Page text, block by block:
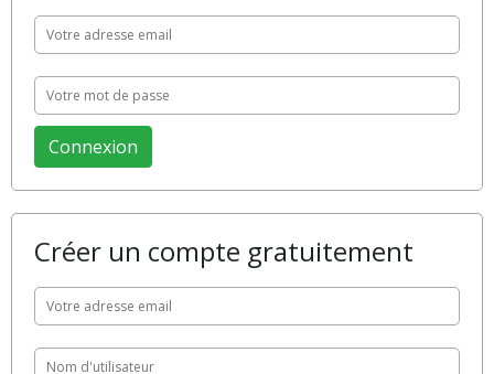
Créer un compte gratuitement